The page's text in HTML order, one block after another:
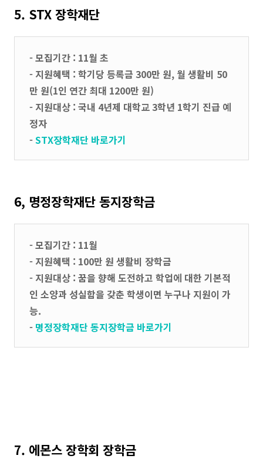
5. STX 장학재단
- 모집기간 : 11월 초
- 지원혜택 : 학기당 등록금 300만 원, 월 생활비 50
만 원(1인 연간 최대 1200만 원)
- 지원대상 : 국내 4년제 대학교 3학년 1학기 진급 예
정자
-STX장학재단 바로가기
6, 명정장학재단 동지장학금
- 모집기간 : 11월
- 지원혜택 : 100만 원 생활비 장학금
- 지원대상 : 꿈을 향해 도전하고 학업에 대한 기본적
인 소양과 성실함을 갖춘 학생이면 누구나 지원이 가
능.
- 명정장학재단 동지장학금 바로가기
7. 에몬스 장학회 장학금